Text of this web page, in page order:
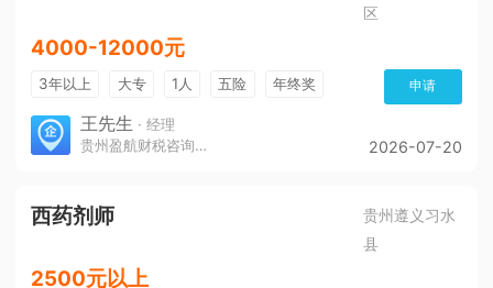
区
4000-12000元
3年以上 大专 1人 五险
年终奖
免费培训
环境好
申请
王先生 · 经理
贵州盈航财税咨询服务有限公司
2026-07-20
西药剂师
贵州遵义习水
县
2500元以上